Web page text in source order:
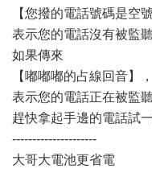
【您撥的電話號碼是空
表示您的電話沒有被監聽
如果傳來
【嘟嘟嘟的占線回音】，
表示您的電話正在被監聽
趕快拿起手邊的電話試
大哥大電池更省電